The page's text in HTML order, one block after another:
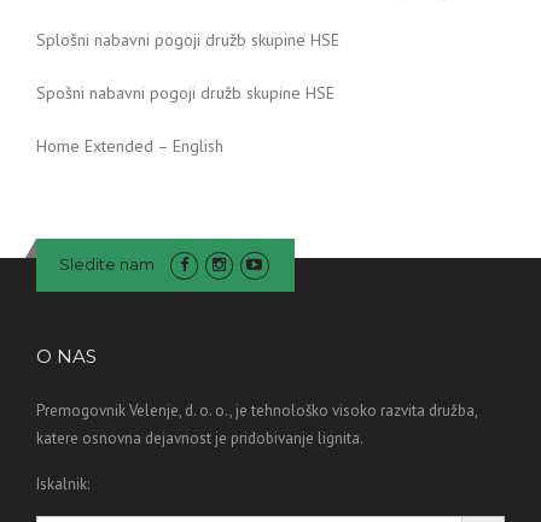
Splošni nabavni pogoji družb skupine HSE
Spošni nabavni pogoji družb skupine HSE
Home Extended – English
Sledite nam
O NAS
Premogovnik Velenje, d. o. o., je tehnološko visoko razvita družba,
katere osnovna dejavnost je pridobivanje lignita.
Iskalnik:
Search Button